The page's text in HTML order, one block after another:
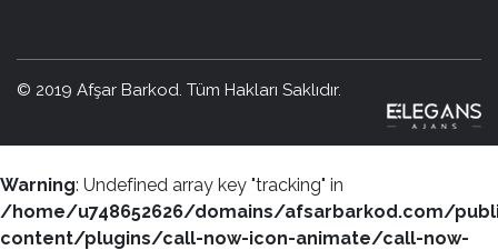
© 2019 Afşar Barkod. Tüm Hakları Saklıdır.
Warning: Undefined array key "tracking" in
/home/u748652626/domains/afsarbarkod.com/
content/plugins/call-now-icon-animate/call-now-